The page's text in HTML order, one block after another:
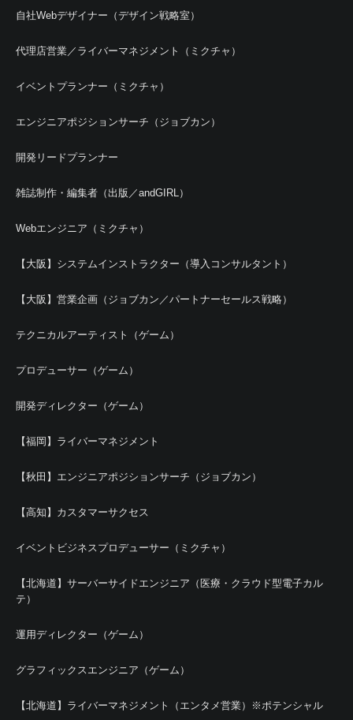
自社Webデザイナー（デザイン戦略室）
代理店営業／ライバーマネジメント（ミクチャ）
イベントプランナー（ミクチャ）
エンジニアポジションサーチ（ジョブカン）
開発リードプランナー
雑誌制作・編集者（出版／andGIRL）
Webエンジニア（ミクチャ）
【大阪】システムインストラクター（導入コンサルタント）
【大阪】営業企画（ジョブカン／パートナーセールス戦略）
テクニカルアーティスト（ゲーム）
プロデューサー（ゲーム）
開発ディレクター（ゲーム）
【福岡】ライバーマネジメント
【秋田】エンジニアポジションサーチ（ジョブカン）
【高知】カスタマーサクセス
イベントビジネスプロデューサー（ミクチャ）
【北海道】サーバーサイドエンジニア（医療・クラウド型電子カル
テ）
運用ディレクター（ゲーム）
グラフィックスエンジニア（ゲーム）
【北海道】ライバーマネジメント（エンタメ営業）※ポテンシャル